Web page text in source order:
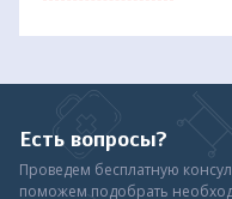
силикона,
Допустима
В комплект
Есть вопросы?
Проведем бесплатную
поможем подобрать